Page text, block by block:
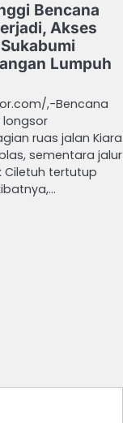
Bencana
Akses
Lumpuh
,-Bencana
ruas jalan Kiara
sementara jalur
Ciletuh tertutup